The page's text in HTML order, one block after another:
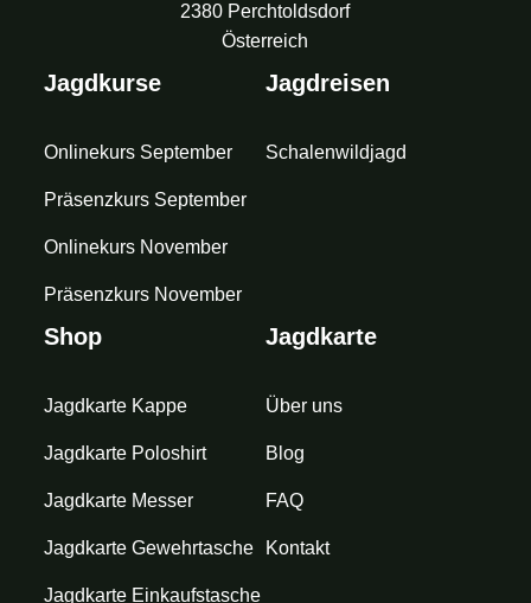
2380 Perchtoldsdorf
Österreich
Jagdkurse
Onlinekurs September
Präsenzkurs September
Onlinekurs November
Präsenzkurs November
Jagdreisen
Schalenwildjagd
Shop
Jagdkarte Kappe
Jagdkarte Poloshirt
Jagdkarte Messer
Jagdkarte Gewehrtasche
Jagdkarte Einkaufstasche
Jagdkarte
Über uns
Blog
FAQ
Kontakt